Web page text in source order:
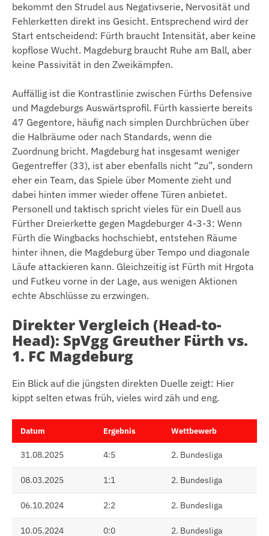
bekommt den Strudel aus Negativserie, Nervosität und
Fehlerketten direkt ins Gesicht. Entsprechend wird der
Start entscheidend: Fürth braucht Intensität, aber keine
kopflose Wucht. Magdeburg braucht Ruhe am Ball, aber
keine Passivität in den Zweikämpfen.
Auffällig ist die Kontrastlinie zwischen Fürths Defensive
und Magdeburgs Auswärtsprofil. Fürth kassierte bereits
47 Gegentore, häufig nach simplen Durchbrüchen über
die Halbräume oder nach Standards, wenn die
Zuordnung bricht. Magdeburg hat insgesamt weniger
Gegentreffer (33), ist aber ebenfalls nicht “zu”, sondern
eher ein Team, das Spiele über Momente zieht und
dabei hinten immer wieder offene Türen anbietet.
Personell und taktisch spricht vieles für ein Duell aus
Fürther Dreierkette gegen Magdeburger 4-3-3: Wenn
Fürth die Wingbacks hochschiebt, entstehen Räume
hinter ihnen, die Magdeburg über Tempo und diagonale
Läufe attackieren kann. Gleichzeitig ist Fürth mit Hrgota
und Futkeu vorne in der Lage, aus wenigen Aktionen
echte Abschlüsse zu erzwingen.
Direkter Vergleich (Head-to-
Head): SpVgg Greuther Fürth vs.
1. FC Magdeburg
Ein Blick auf die jüngsten direkten Duelle zeigt: Hier
kippt selten etwas früh, vieles wird zäh und eng.
Datum Ergebnis Wettbewerb
31.08.2025 4:5 2. Bundesliga
08.03.2025 1:1 2. Bundesliga
06.10.2024 2:2 2. Bundesliga
10.05.2024 0:0 2. Bundesliga